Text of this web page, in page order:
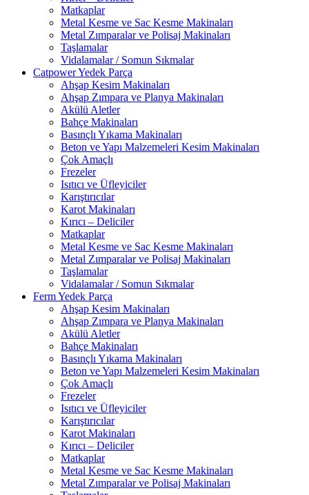
Matkaplar
Metal Kesme ve Sac Kesme Makinaları
Metal Zımparalar ve Polisaj Makinaları
Taşlamalar
Vidalamalar / Somun Sıkmalar
Catpower Yedek Parça
Ahşap Kesim Makinaları
Ahşap Zımpara ve Planya Makinaları
Akülü Aletler
Bahçe Makinaları
Basınçlı Yıkama Makinaları
Beton ve Yapı Malzemeleri Kesim Makinaları
Çok Amaçlı
Frezeler
Isıtıcı ve Üfleyiciler
Karıştırıcılar
Karot Makinaları
Kırıcı – Deliciler
Matkaplar
Metal Kesme ve Sac Kesme Makinaları
Metal Zımparalar ve Polisaj Makinaları
Taşlamalar
Vidalamalar / Somun Sıkmalar
Ferm Yedek Parça
Ahşap Kesim Makinaları
Ahşap Zımpara ve Planya Makinaları
Akülü Aletler
Bahçe Makinaları
Basınçlı Yıkama Makinaları
Beton ve Yapı Malzemeleri Kesim Makinaları
Çok Amaçlı
Frezeler
Isıtıcı ve Üfleyiciler
Karıştırıcılar
Karot Makinaları
Kırıcı – Deliciler
Matkaplar
Metal Kesme ve Sac Kesme Makinaları
Metal Zımparalar ve Polisaj Makinaları